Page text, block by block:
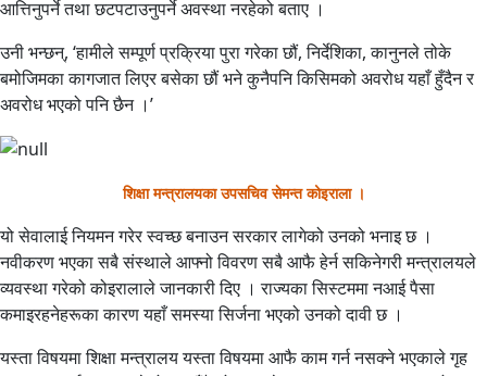
आत्तिनुपर्ने तथा छटपटाउनुपर्ने अवस्था नरहेको बताए ।
उनी भन्छन्, ‘हामीले सम्पूर्ण प्रक्रिया पुरा गरेका छौं, निर्देशिका, कानुनले तोके
बमोजिमका कागजात लिएर बसेका छौं भने कुनैपनि किसिमको अवरोध यहाँ हुँदैन र
अवरोध भएको पनि छैन ।’
शिक्षा मन्त्रालयका उपसचिव सेमन्त कोइराला ।
यो सेवालाई नियमन गरेर स्वच्छ बनाउन सरकार लागेको उनको भनाइ छ ।
नवीकरण भएका सबै संस्थाले आफ्नो विवरण सबै आफै हेर्न सकिनेगरी मन्त्रालयले
व्यवस्था गरेको कोइरालाले जानकारी दिए । राज्यका सिस्टममा नआई पैसा
कमाइरहनेहरूका कारण यहाँ समस्या सिर्जना भएको उनको दावी छ ।
यस्ता विषयमा शिक्षा मन्त्रालय यस्ता विषयमा आफै काम गर्न नसक्ने भएकाले गृह